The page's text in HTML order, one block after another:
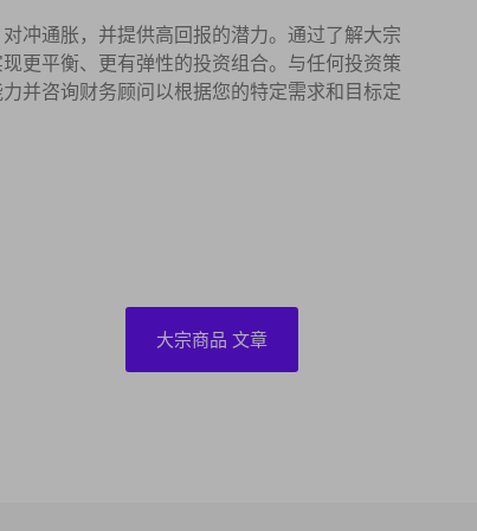
冲通胀，并提供高回报的潜力。通过了解大宗
更平衡、更有弹性的投资组合。与任何投资策
并咨询财务顾问以根据您的特定需求和目标定
大宗商品 文章